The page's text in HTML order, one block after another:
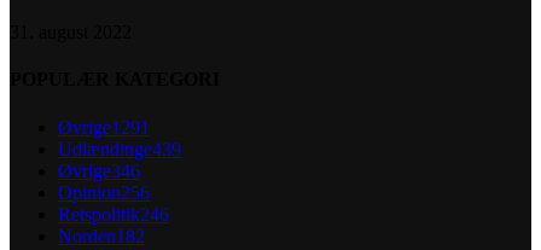
Øvrige1291
Udlændinge439
Øvrige346
Opinion256
Retspolitik246
Norden182